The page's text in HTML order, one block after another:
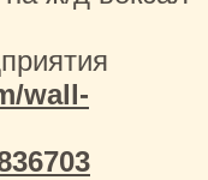
wall-